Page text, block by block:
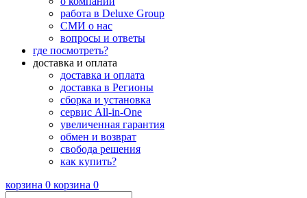
работа в Deluxe Group
СМИ о нас
вопросы и ответы
где посмотреть?
доставка и оплата
доставка и оплата
доставка в Регионы
сборка и установка
сервис All-in-One
увеличенная гарантия
обмен и возврат
свобода решения
как купить?
корзина 0 корзина 0